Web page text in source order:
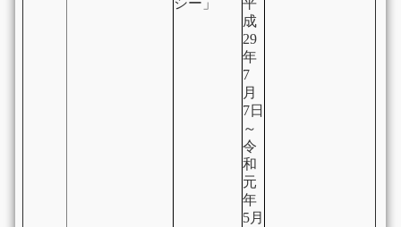
シー」
平
成
29
年
7
月
7日
～
令
和
元
年
5月